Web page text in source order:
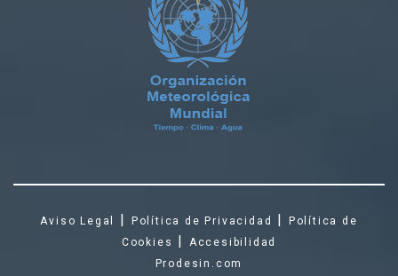
Aviso Legal | Política de Privacidad |
Política de
Cookies
|
Accesibilidad
Prodesin.com